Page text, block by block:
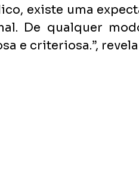
existe uma
De qualquer
e criteriosa.”,